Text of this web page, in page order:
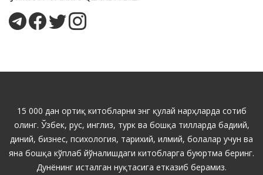
15 000 дан ортиқ китобларни энг қулай нарҳларда сотиб
олинг. Ўзбек, рус, инглиз, турк ва бошқа тилларда бадиий,
диний, бизнес, психология, тарихий, илмий, болалар учун ва
яна бошқа кўплаб йўналишдаги китобларга буюртма беринг.
Дунёнинг исталган нуқтасига етказиб берамиз.